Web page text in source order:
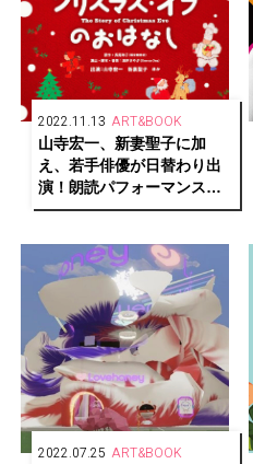
2022.11.13 ART&BOOK
山寺宏一、新妻聖子に加
え、若手俳優が日替わり出
演！朗読パフォーマンス
「クリスマス・イブのおは
2022.07.25 ART&BOOK